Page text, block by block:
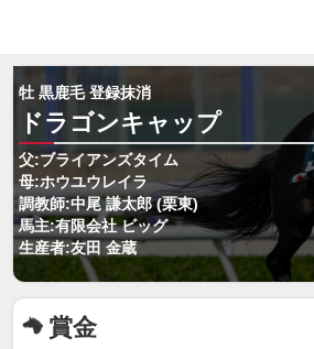
牡 黒鹿毛 登録抹消
ドラゴンキャップ
父:ブライアンズタイム
母:ホウユウレイラ
調教師:中尾 謙太郎 (栗東)
馬主:有限会社 ビッグ
生産者:友田 金蔵
賞金